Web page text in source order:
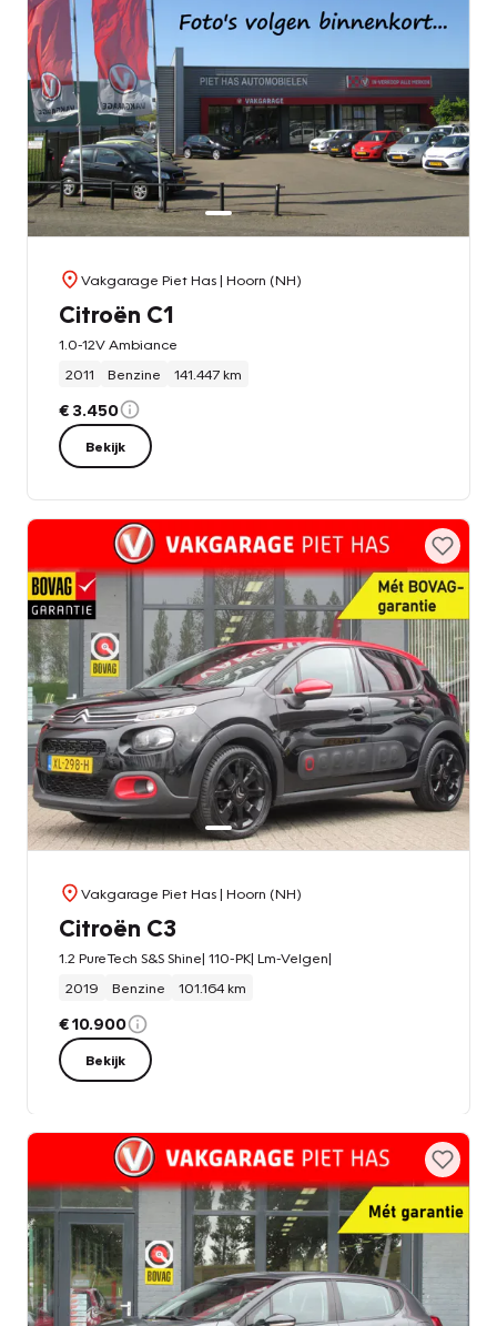
Vakgarage Piet Has| Hoorn (NH)
Citroën C1
1.0-12V Ambiance
2011
Benzine 141.447 km
€ 3.450
Bekijk
Vakgarage Piet Has| Hoorn (NH)
Citroën C3
1.2 PureTech S&S Shine| 110-PK| Lm-Velgen|
2019
Benzine 101.164 km
€ 10.900
Bekijk